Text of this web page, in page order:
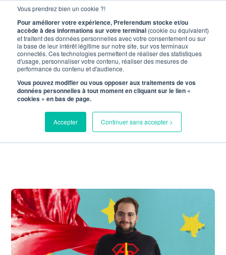
Vous prendrez bien un cookie ?!
Pour améliorer votre expérience, Preferendum stocke et/ou
accède à des informations sur votre terminal (cookie ou équivalent)
et traitent des données personnelles avec votre consentement ou sur
la base de leur intérêt légitime sur notre site, sur vos terminaux
connectés. Ces technologies permettent de réaliser des statistiques
d'usage, personnaliser votre contenu, réaliser des mesures de
performance du contenu et d'audience.
Vous pouvez modifier ou vous opposer aux traitements de vos
données personnelles à tout moment en cliquant sur le lien «
cookies » en bas de page.
Accepter Continuer sans accepter >
ARSLANE
BELLAOUANE A
L'HEURE DU
SEO/SEA